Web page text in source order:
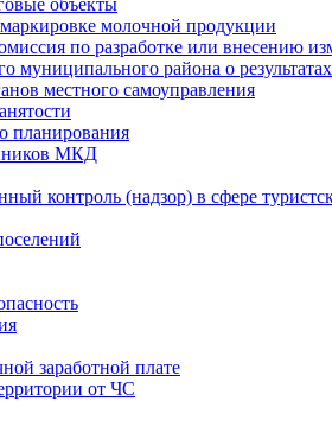
объекты
молочной продукции
по разработке или внесению
муниципального района о
местного самоуправления
планирования
МКД
контроль (надзор) в сфере
заработной плате
от ЧС